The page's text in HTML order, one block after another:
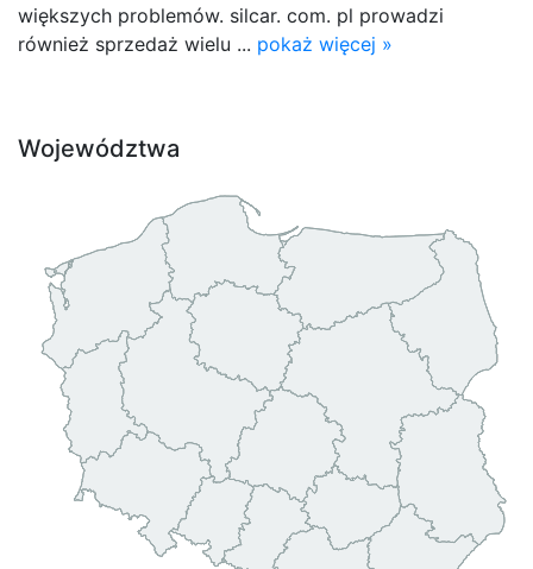
większych problemów. silcar. com. pl prowadzi
również sprzedaż wielu ... pokaż więcej »
Województwa